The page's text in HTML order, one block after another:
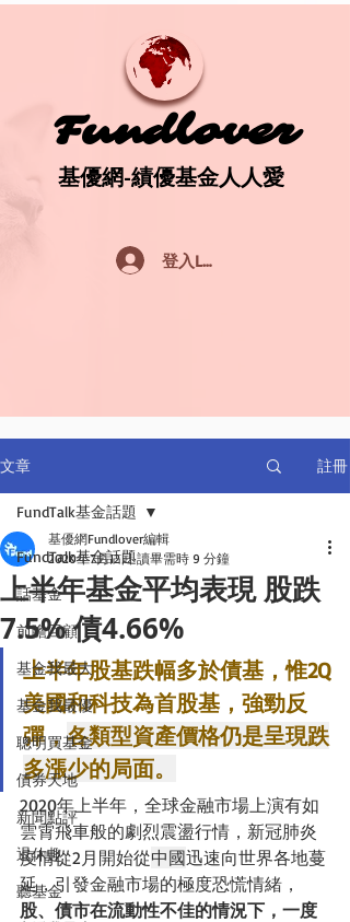
Fundlover
Fundlover
基優網-績優基金人人愛
基優網-績優基金人人愛
登入Log In
文章 註冊
FundTalk基金話題
話基金
前瞻回顧
基金我最大
基金我最優
聰明買基金
債券天地
新聞點評
退休趣
聽基金
FundTalk基金話題
上半年基金平均表現 股跌
7.5% 債4.66%
基優網Fundlover編輯
2020年7月12日 讀畢需時 9 分鐘
上半年股基跌幅多於債基，惟2Q
美國和科技為首股基，強勁反
彈，各類型資產價格仍是呈現跌
多漲少的局面。
2020年上半年，全球金融市場上演有如
雲霄飛車般的劇烈震盪行情，新冠肺炎
疫情從2月開始從中國迅速向世界各地蔓
延，引發金融市場的極度恐慌情緒，
股、債市在流動性不佳的情況下，一度